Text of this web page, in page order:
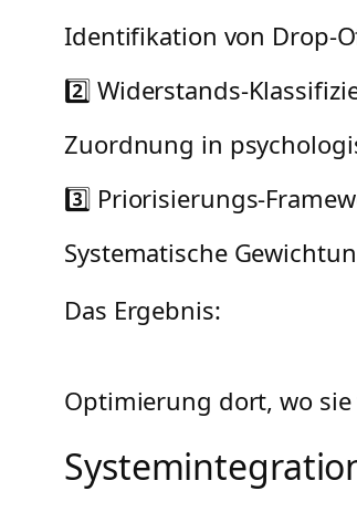
Identifikation von Drop-
2️⃣ Widerstands-
Zuordnung in
3️⃣ Priorisierungs-
Systematische
Das Ergebnis:
Optimierung dort, wo